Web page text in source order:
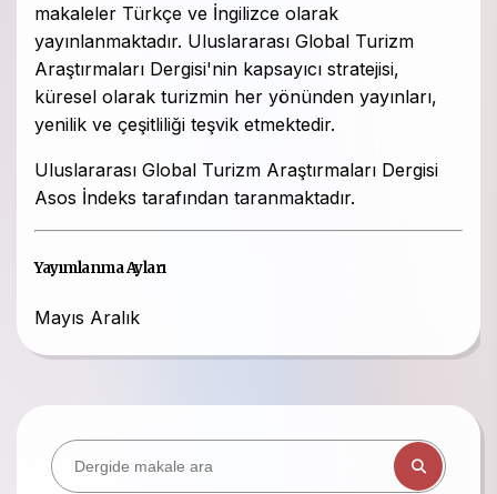
makaleler Türkçe ve İngilizce olarak
yayınlanmaktadır. Uluslararası Global Turizm
Araştırmaları Dergisi'nin kapsayıcı stratejisi,
küresel olarak turizmin her yönünden yayınları,
yenilik ve çeşitliliği teşvik etmektedir.
Uluslararası Global Turizm Araştırmaları Dergisi
Asos İndeks tarafından taranmaktadır.
Yayımlanma Ayları
Mayıs Aralık